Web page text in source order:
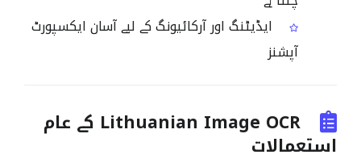
ایڈیٹنگ اور آرکائیونگ کے لیے آسان ایکسپورٹ
آپشنز
Lithuanian Image OCR کے عام
استعمالات